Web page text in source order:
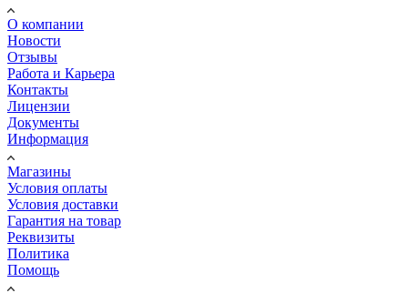
О компании
Новости
Отзывы
Работа и Карьера
Контакты
Лицензии
Документы
Информация
Магазины
Условия оплаты
Условия доставки
Гарантия на товар
Реквизиты
Политика
Помощь